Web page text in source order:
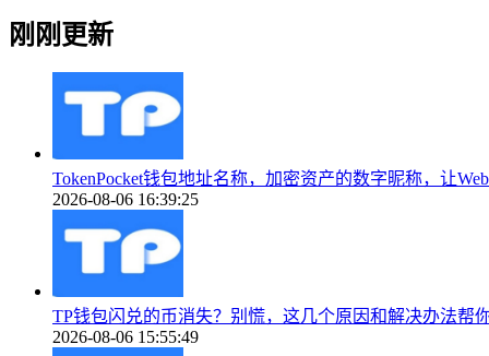
刚刚更新
TokenPocket钱包地址名称，加密资产的数字昵称，让
2026-08-06 16:39:25
TP钱包闪兑的币消失？别慌，这几个原因和解决办法帮
2026-08-06 15:55:49